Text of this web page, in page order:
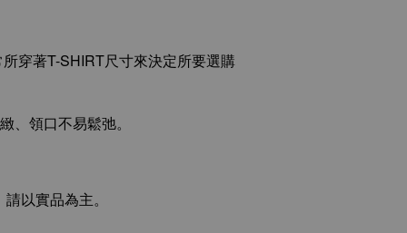
穿著T-SHIRT尺寸來決定所要選購
領口不易鬆弛。
以實品為主。